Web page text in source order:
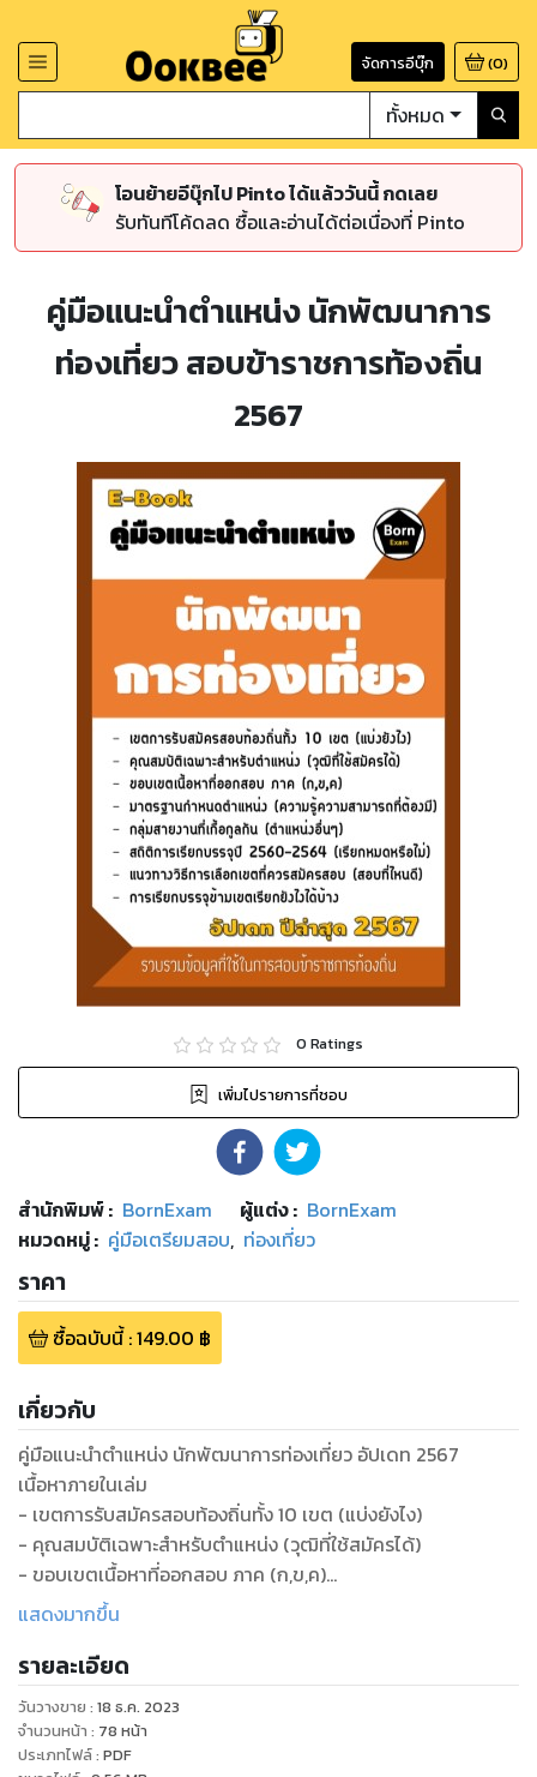
จัดการอีบุ๊ก (0)
ทั้งหมด
โอนย้ายอีบุ๊กไป Pinto ได้แล้ววันนี้ กดเลย
รับทันทีโค้ดลด ซื้อและอ่านได้ต่อเนื่องที่ Pinto
คู่มือแนะนำตำแหน่ง นักพัฒนาการ
ท่องเที่ยว สอบข้าราชการท้องถิ่น
2567
0 Ratings
เพิ่มไปรายการที่ชอบ
สำนักพิมพ์: BornExam ผู้แต่ง : BornExam
หมวดหมู่: คู่มือเตรียมสอบ, ท่องเที่ยว
ราคา
ซื้อฉบับนี้:149.00 ฿
เกี่ยวกับ
คู่มือแนะนำตำแหน่ง นักพัฒนาการท่องเที่ยว อัปเดท 2567
เนื้อหาภายในเล่ม
- เขตการรับสมัครสอบท้องถิ่นทั้ง 10 เขต (แบ่งยังไง)
- คุณสมบัติเฉพาะสำหรับตำแหน่ง (วุฒิที่ใช้สมัครได้)
- ขอบเขตเนื้อหาที่ออกสอบ ภาค (ก,ข,ค)
- มาตรฐานกำหนดตำแหน่ง (ความรู้ความสามารถที่ต้องมี)
- สถิติการเรียกบรรจุปี 2560-2564 (เรียกหมดหรือไม่)
- แนวทางวิธีการเลือกเขตที่ควรสมัครสอบ (สอบที่ไหนดี)
- การเรียกบรรจุข้ามเขตเรียกยังไงได้บ้าง
แสดงมากขึ้น
รายละเอียด
วันวางขาย : 18 ธ.ค. 2023
จำนวนหน้า : 78 หน้า
ประเภทไฟล์: PDF